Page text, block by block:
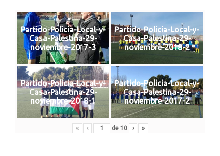
Partido-Policia-Local-y-
Casa-Palestina-29-
noviembre-2017-3
Partido-Policia-Local-y-
Casa-Palestina-29-
noviembre-2018-2
Partido-Policia-Local-y-
Casa-Palestina-29-
noviembre-2018-1
Partido-Policia-Local-y-
Casa-Palestina-29-
noviembre-2017-2
« ‹ de 10 › »